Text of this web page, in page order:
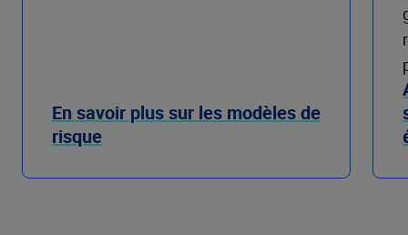
En savoir plus sur les modèles de
risque